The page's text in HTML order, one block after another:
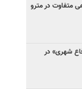
متفاوت در مترو
شهری» در